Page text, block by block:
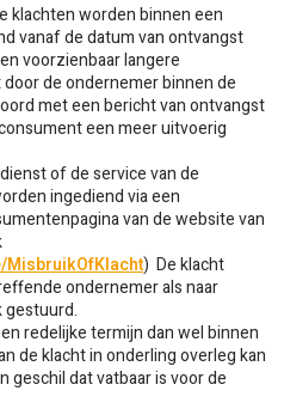
klachten worden binnen een
vanaf de datum van ontvangst
voorzienbaar langere
de ondernemer binnen de
met een bericht van ontvangst
een meer uitvoerig
of de service van de
ingediend via een
van de website van
) De klacht
ondernemer als naar
gestuurd.
redelijke termijn dan wel binnen
de klacht in onderling overleg kan
dat vatbaar is voor de